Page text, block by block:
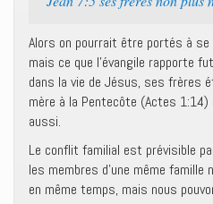
Alors on pourrait être portés à se
mais ce que l’évangile rapporte
dans la vie de Jésus, ses frères
mère à la Pentecôte (Actes
aussi.
Le conflit familial est prévisible
les membres d’une même
en même temps, mais nous